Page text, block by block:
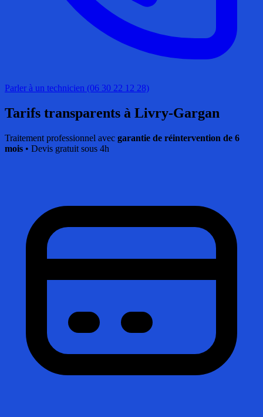
Parler à un technicien (06 30 22 12 28)
Tarifs transparents à Livry-Gargan
Traitement professionnel avec garantie de réintervention de 6
mois • Devis gratuit sous 4h